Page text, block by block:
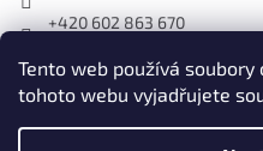
Tento web používá
tohoto webu vyjadřujete
+420 602 863 670